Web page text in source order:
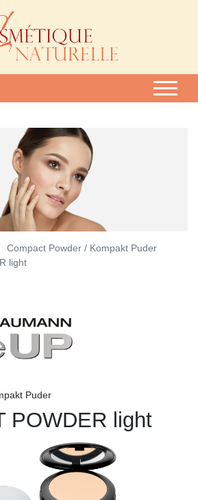
Compact Powder / Kompakt Puder
light
Puder
POWDER light